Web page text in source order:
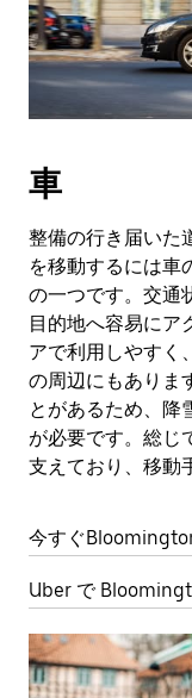
車
整備の行き届いた
を移動するには車
の一つです。交通
目的地へ容易にア
アで利用しやすく
の周辺にもありま
とがあるため、降
が必要です。総じ
支えており、移動
今すぐ
Uber で